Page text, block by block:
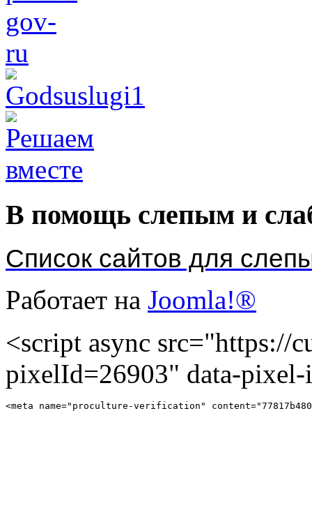
В помощь слепым и
Список сайтов для
Работает на Joomla!®
<script async src="https://
pixelId=26903" data-
<meta name="proculture-verification"